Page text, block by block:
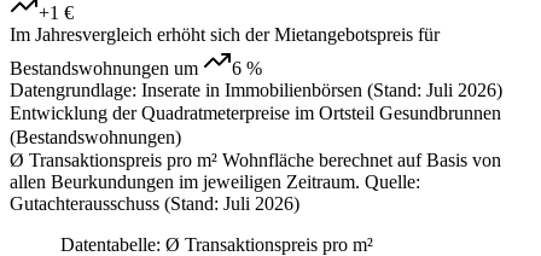
+1 €
Im Jahresvergleich erhöht sich der Mietangebotspreis für
Bestandswohnungen um
6 %
Datengrundlage: Inserate in Immobilienbörsen (Stand: Juli 2026)
Entwicklung der Quadratmeterpreise im Ortsteil Gesundbrunnen
(Bestandswohnungen)
Ø Transaktionspreis pro m² Wohnfläche berechnet auf Basis von
allen Beurkundungen im jeweiligen Zeitraum. Quelle:
Gutachterausschuss (Stand: Juli 2026)
Datentabelle: Ø Transaktionspreis pro m²